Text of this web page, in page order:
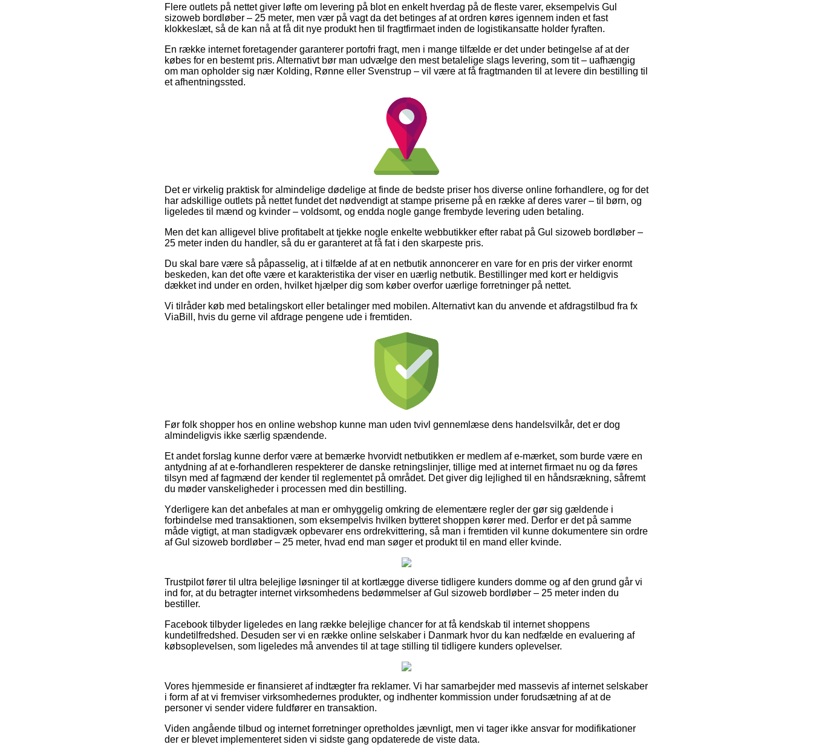
Flere outlets på nettet giver løfte om levering på blot en enkelt hverdag på de fleste varer, eksempelvis Gul
sizoweb bordløber – 25 meter, men vær på vagt da det betinges af at ordren køres igennem inden et fast
klokkeslæt, så de kan nå at få dit nye produkt hen til fragtfirmaet inden de logistikansatte holder fyraften.
En række internet foretagender garanterer portofri fragt, men i mange tilfælde er det under betingelse af at der
købes for en bestemt pris. Alternativt bør man udvælge den mest betalelige slags levering, som tit – uafhængig
om man opholder sig nær Kolding, Rønne eller Svenstrup – vil være at få fragtmanden til at levere din bestilling til
et afhentningssted.
Det er virkelig praktisk for almindelige dødelige at finde de bedste priser hos diverse online forhandlere, og for det
har adskillige outlets på nettet fundet det nødvendigt at stampe priserne på en række af deres varer – til børn, og
ligeledes til mænd og kvinder – voldsomt, og endda nogle gange frembyde levering uden betaling.
Men det kan alligevel blive profitabelt at tjekke nogle enkelte webbutikker efter rabat på Gul sizoweb bordløber –
25 meter inden du handler, så du er garanteret at få fat i den skarpeste pris.
Du skal bare være så påpasselig, at i tilfælde af at en netbutik annoncerer en vare for en pris der virker enormt
beskeden, kan det ofte være et karakteristika der viser en uærlig netbutik. Bestillinger med kort er heldigvis
dækket ind under en orden, hvilket hjælper dig som køber overfor uærlige forretninger på nettet.
Vi tilråder køb med betalingskort eller betalinger med mobilen. Alternativt kan du anvende et afdragstilbud fra fx
ViaBill, hvis du gerne vil afdrage pengene ude i fremtiden.
Før folk shopper hos en online webshop kunne man uden tvivl gennemlæse dens handelsvilkår, det er dog
almindeligvis ikke særlig spændende.
Et andet forslag kunne derfor være at bemærke hvorvidt netbutikken er medlem af e-mærket, som burde være en
antydning af at e-forhandleren respekterer de danske retningslinjer, tillige med at internet firmaet nu og da føres
tilsyn med af fagmænd der kender til reglementet på området. Det giver dig lejlighed til en håndsrækning, såfremt
du møder vanskeligheder i processen med din bestilling.
Yderligere kan det anbefales at man er omhyggelig omkring de elementære regler der gør sig gældende i
forbindelse med transaktionen, som eksempelvis hvilken bytteret shoppen kører med. Derfor er det på samme
måde vigtigt, at man stadigvæk opbevarer ens ordrekvittering, så man i fremtiden vil kunne dokumentere sin ordre
af Gul sizoweb bordløber – 25 meter, hvad end man søger et produkt til en mand eller kvinde.
Trustpilot fører til ultra belejlige løsninger til at kortlægge diverse tidligere kunders domme og af den grund går vi
ind for, at du betragter internet virksomhedens bedømmelser af Gul sizoweb bordløber – 25 meter inden du
bestiller.
Facebook tilbyder ligeledes en lang række belejlige chancer for at få kendskab til internet shoppens
kundetilfredshed. Desuden ser vi en række online selskaber i Danmark hvor du kan nedfælde en evaluering af
købsoplevelsen, som ligeledes må anvendes til at tage stilling til tidligere kunders oplevelser.
Vores hjemmeside er finansieret af indtægter fra reklamer. Vi har samarbejder med massevis af internet selskaber
i form af at vi fremviser virksomhedernes produkter, og indhenter kommission under forudsætning af at de
personer vi sender videre fuldfører en transaktion.
Viden angående tilbud og internet forretninger opretholdes jævnligt, men vi tager ikke ansvar for modifikationer
der er blevet implementeret siden vi sidste gang opdaterede de viste data.